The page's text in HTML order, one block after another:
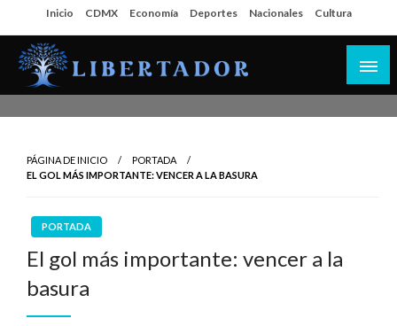
al
contenido
Inicio CDMX Economía Deportes Nacionales Cultura
PÁGINA DE INICIO
PORTADA
EL GOL MÁS IMPORTANTE: VENCER A LA BASURA
PORTADA
El gol más importante: vencer a la
basura